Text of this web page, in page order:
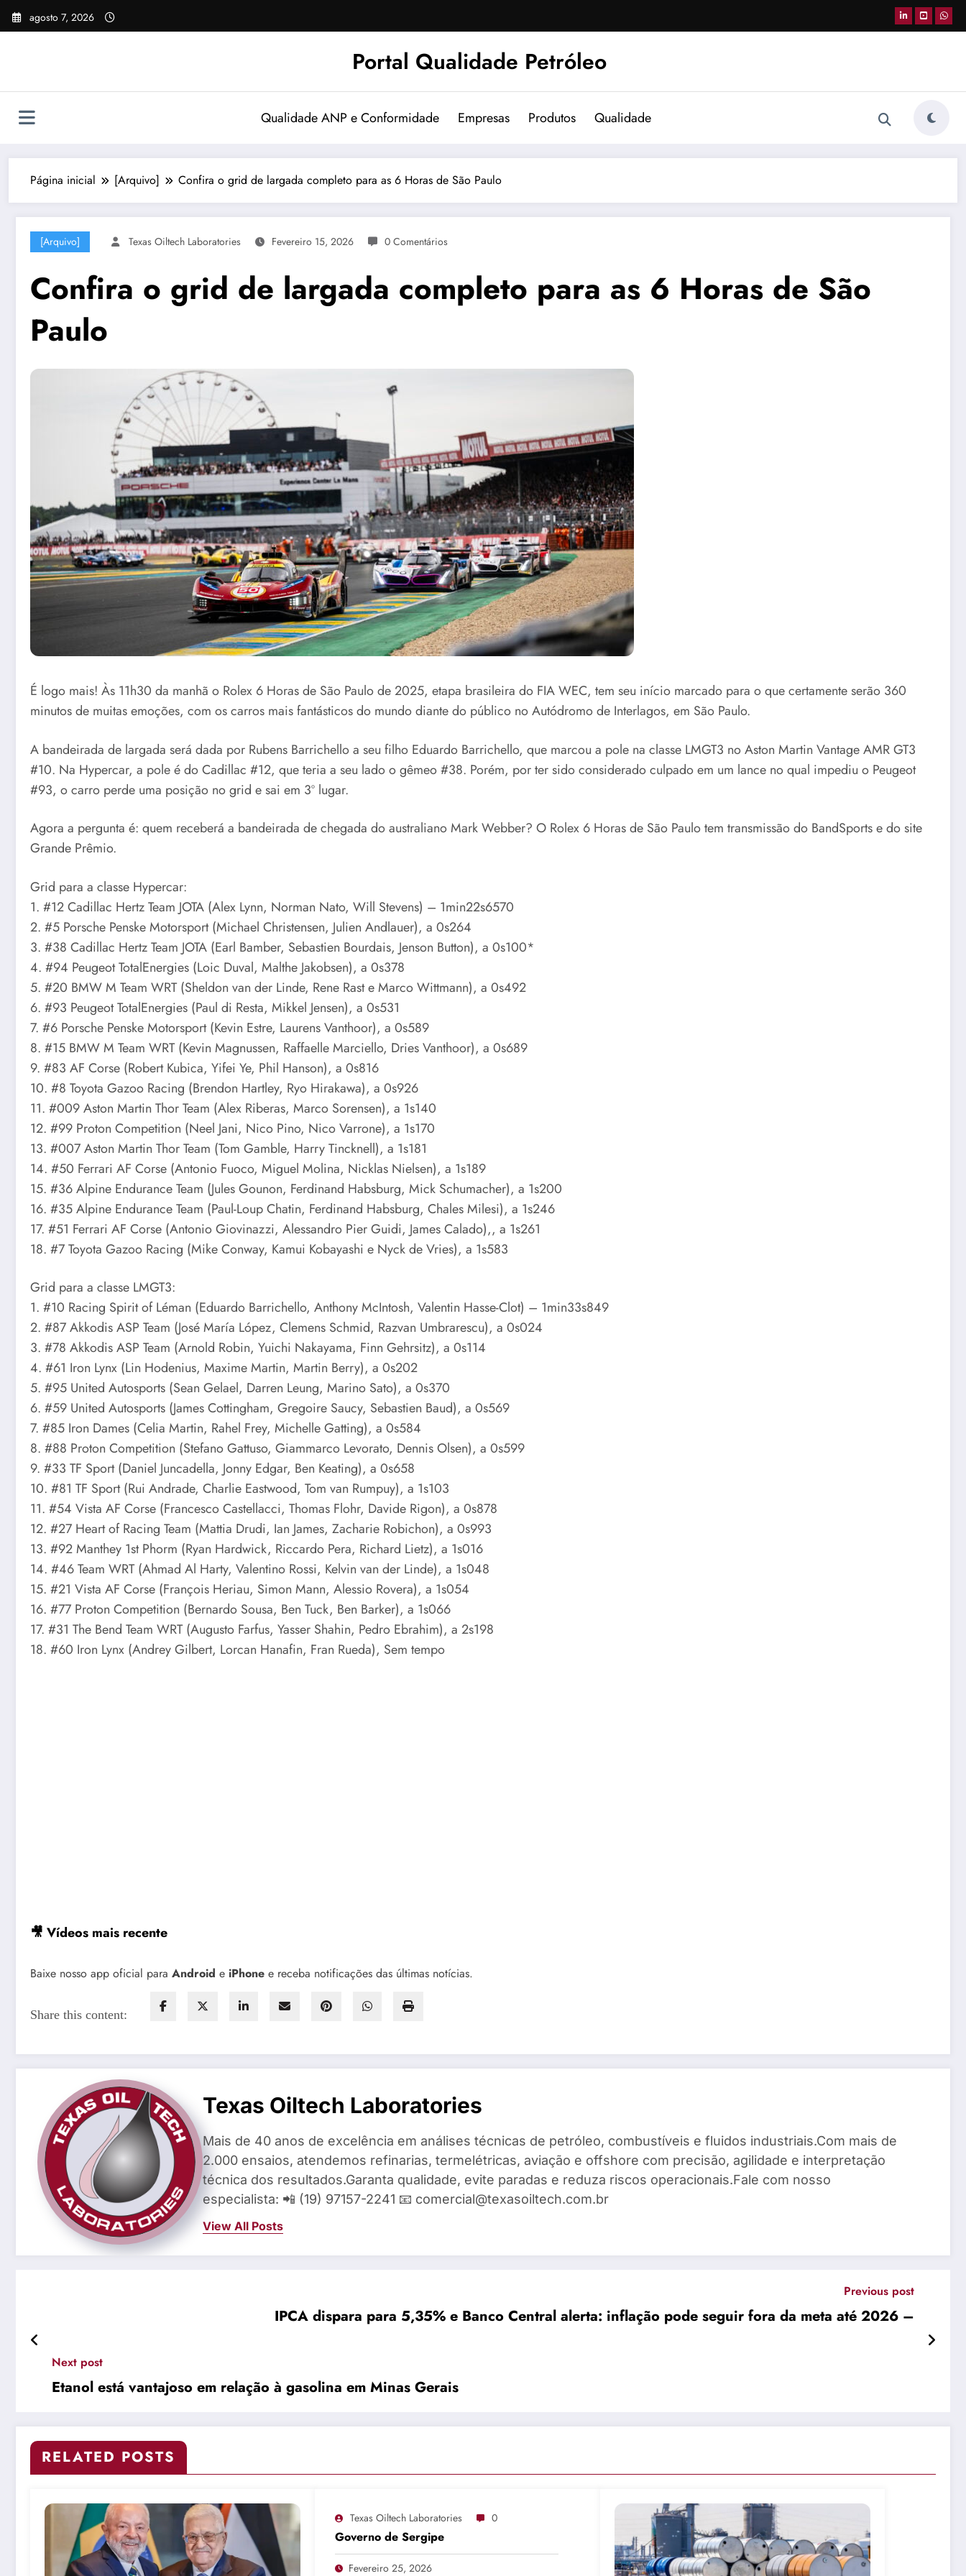
Pular
para
agosto 7, 2026
Portal Qualidade Petróleo
Qualidade ANP e Conformidade Empresas Produtos Qualidade
Página inicial [Arquivo] Confira o grid de largada completo para as 6 Horas de São Paulo
[Arquivo] Texas Oiltech Laboratories Fevereiro 15, 2026 0 Comentários
Confira o grid de largada completo para as 6 Horas de São
Paulo
É logo mais! Às 11h30 da manhã o Rolex 6 Horas de São Paulo de 2025, etapa brasileira do FIA WEC, tem seu início marcado para o que certamente serão 360
minutos de muitas emoções, com os carros mais fantásticos do mundo diante do público no Autódromo de Interlagos, em São Paulo.
A bandeirada de largada será dada por Rubens Barrichello a seu filho Eduardo Barrichello, que marcou a pole na classe LMGT3 no Aston Martin Vantage AMR GT3
#10. Na Hypercar, a pole é do Cadillac #12, que teria a seu lado o gêmeo #38. Porém, por ter sido considerado culpado em um lance no qual impediu o Peugeot
#93, o carro perde uma posição no grid e sai em 3º lugar.
Agora a pergunta é: quem receberá a bandeirada de chegada do australiano Mark Webber? O Rolex 6 Horas de São Paulo tem transmissão do BandSports e do site
Grande Prêmio.
Grid para a classe Hypercar:
1. #12 Cadillac Hertz Team JOTA (Alex Lynn, Norman Nato, Will Stevens) – 1min22s6570
2. #5 Porsche Penske Motorsport (Michael Christensen, Julien Andlauer), a 0s264
3. #38 Cadillac Hertz Team JOTA (Earl Bamber, Sebastien Bourdais, Jenson Button), a 0s100*
4. #94 Peugeot TotalEnergies (Loic Duval, Malthe Jakobsen), a 0s378
5. #20 BMW M Team WRT (Sheldon van der Linde, Rene Rast e Marco Wittmann), a 0s492
6. #93 Peugeot TotalEnergies (Paul di Resta, Mikkel Jensen), a 0s531
7. #6 Porsche Penske Motorsport (Kevin Estre, Laurens Vanthoor), a 0s589
8. #15 BMW M Team WRT (Kevin Magnussen, Raffaelle Marciello, Dries Vanthoor), a 0s689
9. #83 AF Corse (Robert Kubica, Yifei Ye, Phil Hanson), a 0s816
10. #8 Toyota Gazoo Racing (Brendon Hartley, Ryo Hirakawa), a 0s926
11. #009 Aston Martin Thor Team (Alex Riberas, Marco Sorensen), a 1s140
12. #99 Proton Competition (Neel Jani, Nico Pino, Nico Varrone), a 1s170
13. #007 Aston Martin Thor Team (Tom Gamble, Harry Tincknell), a 1s181
14. #50 Ferrari AF Corse (Antonio Fuoco, Miguel Molina, Nicklas Nielsen), a 1s189
15. #36 Alpine Endurance Team (Jules Gounon, Ferdinand Habsburg, Mick Schumacher), a 1s200
16. #35 Alpine Endurance Team (Paul-Loup Chatin, Ferdinand Habsburg, Chales Milesi), a 1s246
17. #51 Ferrari AF Corse (Antonio Giovinazzi, Alessandro Pier Guidi, James Calado),, a 1s261
18. #7 Toyota Gazoo Racing (Mike Conway, Kamui Kobayashi e Nyck de Vries), a 1s583
Grid para a classe LMGT3:
1. #10 Racing Spirit of Léman (Eduardo Barrichello, Anthony McIntosh, Valentin Hasse-Clot) – 1min33s849
2. #87 Akkodis ASP Team (José María López, Clemens Schmid, Razvan Umbrarescu), a 0s024
3. #78 Akkodis ASP Team (Arnold Robin, Yuichi Nakayama, Finn Gehrsitz), a 0s114
4. #61 Iron Lynx (Lin Hodenius, Maxime Martin, Martin Berry), a 0s202
5. #95 United Autosports (Sean Gelael, Darren Leung, Marino Sato), a 0s370
6. #59 United Autosports (James Cottingham, Gregoire Saucy, Sebastien Baud), a 0s569
7. #85 Iron Dames (Celia Martin, Rahel Frey, Michelle Gatting), a 0s584
8. #88 Proton Competition (Stefano Gattuso, Giammarco Levorato, Dennis Olsen), a 0s599
9. #33 TF Sport (Daniel Juncadella, Jonny Edgar, Ben Keating), a 0s658
10. #81 TF Sport (Rui Andrade, Charlie Eastwood, Tom van Rumpuy), a 1s103
11. #54 Vista AF Corse (Francesco Castellacci, Thomas Flohr, Davide Rigon), a 0s878
12. #27 Heart of Racing Team (Mattia Drudi, Ian James, Zacharie Robichon), a 0s993
13. #92 Manthey 1st Phorm (Ryan Hardwick, Riccardo Pera, Richard Lietz), a 1s016
14. #46 Team WRT (Ahmad Al Harty, Valentino Rossi, Kelvin van der Linde), a 1s048
15. #21 Vista AF Corse (François Heriau, Simon Mann, Alessio Rovera), a 1s054
16. #77 Proton Competition (Bernardo Sousa, Ben Tuck, Ben Barker), a 1s066
17. #31 The Bend Team WRT (Augusto Farfus, Yasser Shahin, Pedro Ebrahim), a 2s198
18. #60 Iron Lynx (Andrey Gilbert, Lorcan Hanafin, Fran Rueda), Sem tempo
🎥 Vídeos mais recente
Baixe nosso app oficial para Android e iPhone e receba notificações das últimas notícias.
Share this content:
Texas Oiltech Laboratories
Mais de 40 anos de excelência em análises técnicas de petróleo, combustíveis e fluidos industriais.Com mais de
2.000 ensaios, atendemos refinarias, termelétricas, aviação e offshore com precisão, agilidade e interpretação
técnica dos resultados.Garanta qualidade, evite paradas e reduza riscos operacionais.Fale com nosso
especialista: 📲 (19) 97157-2241 📧 comercial@texasoiltech.com.br
View All Posts
Previous post
IPCA dispara para 5,35% e Banco Central alerta: inflação pode seguir fora da meta até 2026 –
Next post
Etanol está vantajoso em relação à gasolina em Minas Gerais
RELATED POSTS
Texas Oiltech Laboratories 0
Governo de Sergipe
Fevereiro 25, 2026